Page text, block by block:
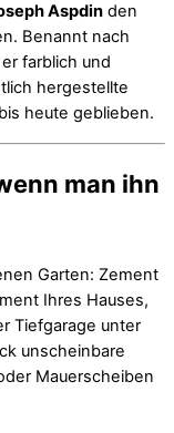
Aspdin den
Benannt nach
farblich und
hergestellte
heute geblieben.
man ihn
Garten: Zement
Ihres Hauses,
Tiefgarage unter
unscheinbare
Mauerscheiben